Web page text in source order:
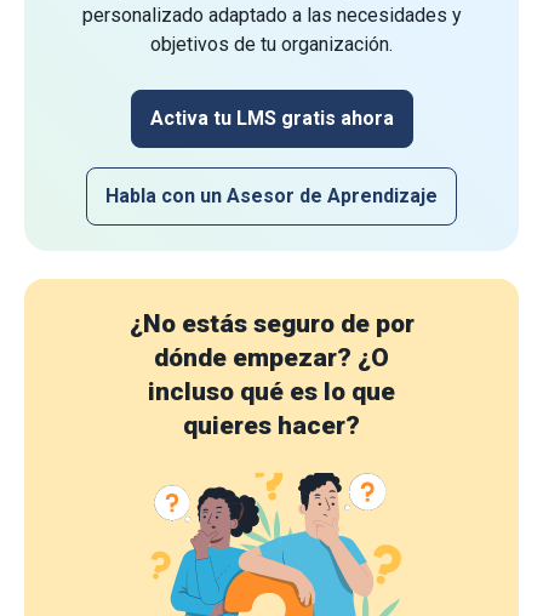
personalizado adaptado a las necesidades y
objetivos de tu organización.
Activa tu LMS gratis ahora
Habla con un Asesor de Aprendizaje
¿No estás seguro de por
dónde empezar? ¿O
incluso qué es lo que
quieres hacer?